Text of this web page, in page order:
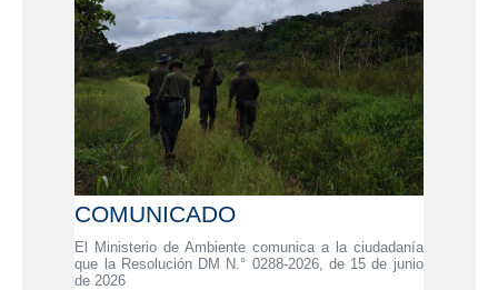
COMUNICADO
El Ministerio de Ambiente comunica a la ciudadanía
que la Resolución DM N.° 0288-2026, de 15 de junio
de 2026